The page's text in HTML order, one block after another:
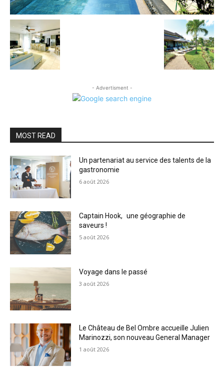
- Advertisment -
MOST READ
Un partenariat au service des talents de la
gastronomie
6 août 2026
Captain Hook, une géographie de
saveurs !
5 août 2026
Voyage dans le passé
3 août 2026
Le Château de Bel Ombre accueille Julien
Marinozzi, son nouveau General Manager
1 août 2026